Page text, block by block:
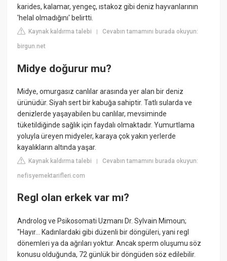
karides, kalamar, yengeç, ıstakoz gibi deniz hayvanlarının
'helal olmadığını' belirtti.
Kaynak kaldırma talebi |Cevabın tamamını burada okuyun:
birgun.net
Midye doğurur mu?
Midye, omurgasız canlılar arasında yer alan bir deniz
ürünüdür. Siyah sert bir kabuğa sahiptir. Tatlı sularda ve
denizlerde yaşayabilen bu canlılar, mevsiminde
tüketildiğinde sağlık için faydalı olmaktadır. Yumurtlama
yoluyla üreyen midyeler, karaya çok yakın yerlerde
kayalıkların altında yaşar.
Kaynak kaldırma talebi |Cevabın tamamını burada okuyun:
nefisyemektarifleri.com
Regl olan erkek var mı?
Androlog ve Psikosomati Uzmanı Dr. Sylvain Mimoun;
"Hayır... Kadınlardaki gibi düzenli bir döngüleri, yani regl
dönemleri ya da ağrıları yoktur. Ancak sperm oluşumu söz
konusu olduğunda, 72 günlük bir döngüden söz edilebilir.